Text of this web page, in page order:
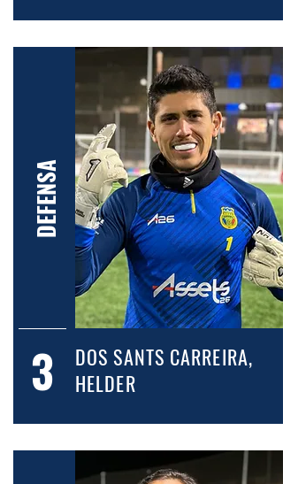
DEFENSA
3
DOS SANTS CARREIRA,
HELDER